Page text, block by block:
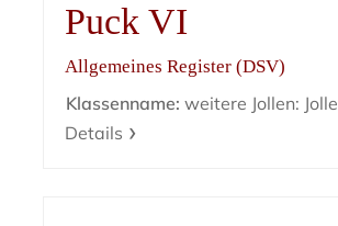
Puck VI
Allgemeines Register (DSV)
Klassenname: weitere Jollen: Jolle
Details